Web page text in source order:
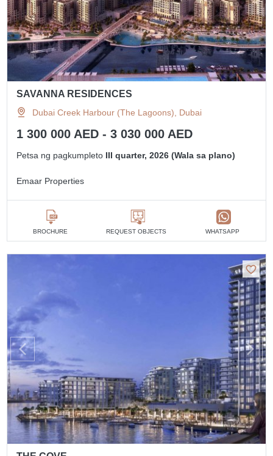
SAVANNA RESIDENCES
Dubai Creek Harbour (The Lagoons), Dubai
1 300 000 AED - 3 030 000 AED
Petsa ng pagkumpleto III quarter, 2026 (Wala sa plano)
Emaar Properties
BROCHURE REQUEST OBJECTS WHATSAPP